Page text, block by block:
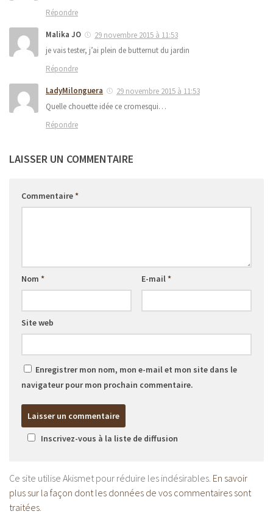
Répondre
Malika JO
29 novembre 2015 à 11:53
je vais tester, j’ai plein de butternut du jardin
Répondre
LadyMilonguera
29 novembre 2015 à 11:53
Quelle chouette idée ce cromesqui…
Répondre
LAISSER UN COMMENTAIRE
Commentaire*
Nom * E-mail*
Site web
Enregistrer mon nom, mon e-mail et mon site dans le
navigateur pour mon prochain commentaire.
Inscrivez-vous à la liste de diffusion
Ce site utilise Akismet pour réduire les indésirables. En savoir
plus sur la façon dont les données de vos commentaires sont
traitées